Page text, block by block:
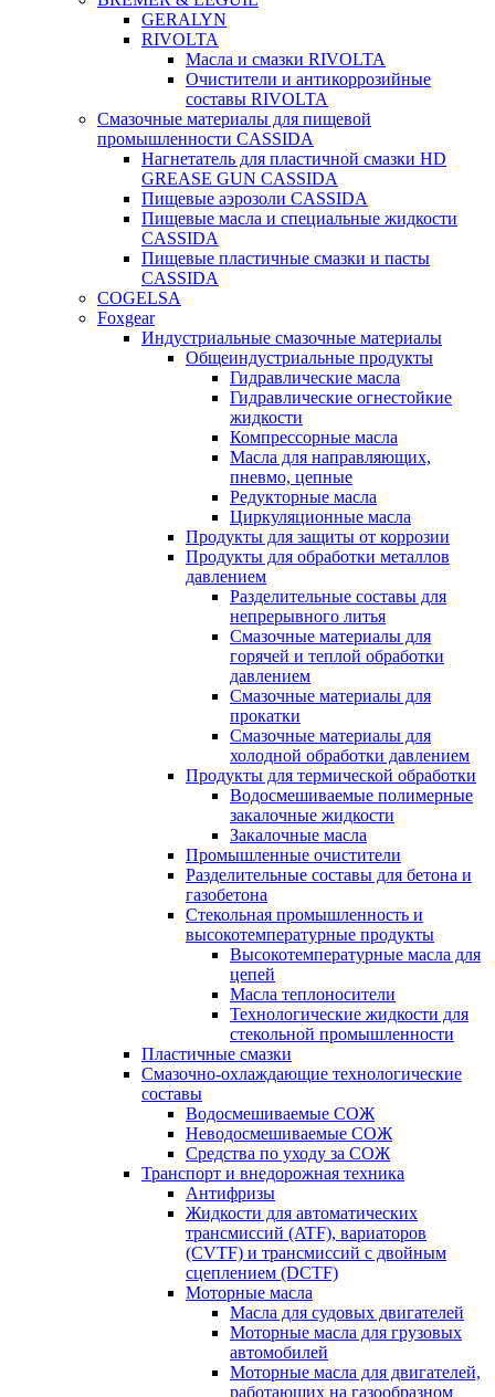
GERALYN
RIVOLTA
Масла и смазки RIVOLTA
Очистители и антикоррозийные
составы RIVOLTA
Смазочные материалы для пищевой
промышленности CASSIDA
Нагнетатель для пластичной смазки HD
GREASE GUN CASSIDA
Пищевые аэрозоли CASSIDA
Пищевые масла и специальные жидкости
CASSIDA
Пищевые пластичные смазки и пасты
CASSIDA
COGELSA
Foxgear
Индустриальные смазочные материалы
Общеиндустриальные продукты
Гидравлические масла
Гидравлические огнестойкие
жидкости
Компрессорные масла
Масла для направляющих,
пневмо, цепные
Редукторные масла
Циркуляционные масла
Продукты для защиты от коррозии
Продукты для обработки металлов
давлением
Разделительные составы для
непрерывного литья
Смазочные материалы для
горячей и теплой обработки
давлением
Смазочные материалы для
прокатки
Смазочные материалы для
холодной обработки давлением
Продукты для термической обработки
Водосмешиваемые полимерные
закалочные жидкости
Закалочные масла
Промышленные очистители
Разделительные составы для бетона и
газобетона
Стекольная промышленность и
высокотемпературные продукты
Высокотемпературные масла для
цепей
Масла теплоносители
Технологические жидкости для
стекольной промышленности
Пластичные смазки
Смазочно-охлаждающие технологические
составы
Водосмешиваемые СОЖ
Неводосмешиваемые СОЖ
Средства по уходу за СОЖ
Транспорт и внедорожная техника
Антифризы
Жидкости для автоматических
трансмиссий (ATF), вариаторов
(CVTF) и трансмиссий с двойным
сцеплением (DCTF)
Моторные масла
Масла для судовых двигателей
Моторные масла для грузовых
автомобилей
Моторные масла для двигателей,
работающих на газообразном